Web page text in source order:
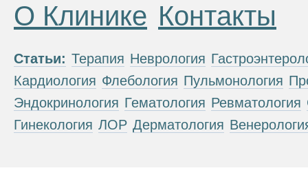
О Клинике Контакты
Статьи: Терапия Неврология
Кардиология Флебология Пульмонология
Эндокринология Гематология Ревматология
Гинекология ЛОР Дерматология